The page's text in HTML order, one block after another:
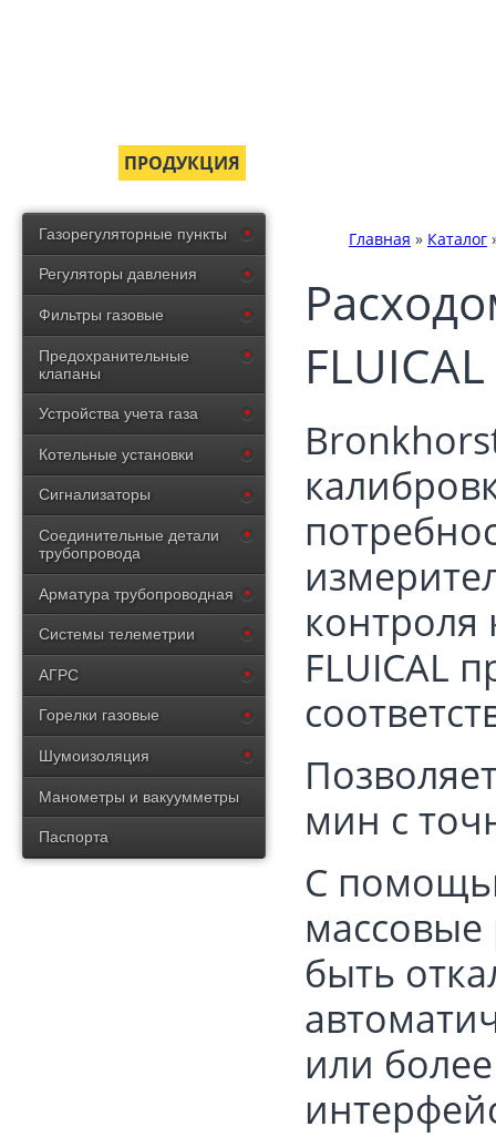
ПРОДУКЦИЯ
Газорегуляторные пункты
Регуляторы давления
Фильтры газовые
Предохранительные
клапаны
Устройства учета газа
Котельные установки
Сигнализаторы
Соединительные детали
трубопровода
Арматура трубопроводная
Системы телеметрии
АГРС
Горелки газовые
Шумоизоляция
Манометры и вакуумметры
Паспорта
Главная » Каталог
FLUICAL
контроля
FLUICAL
мин с
С
быть
или